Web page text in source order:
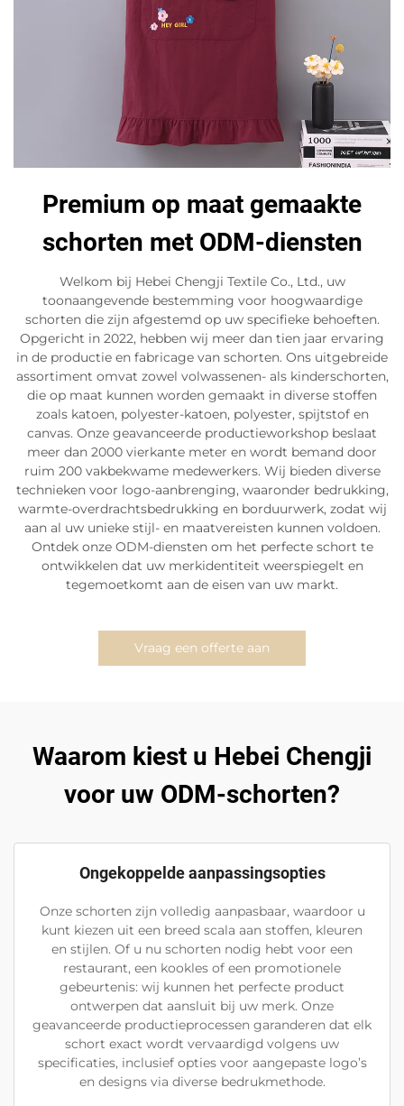
Premium op maat gemaakte
schorten met ODM-diensten
Welkom bij Hebei Chengji Textile Co., Ltd., uw
toonaangevende bestemming voor hoogwaardige
schorten die zijn afgestemd op uw specifieke behoeften.
Opgericht in 2022, hebben wij meer dan tien jaar ervaring
in de productie en fabricage van schorten. Ons uitgebreide
assortiment omvat zowel volwassenen- als kinderschorten,
die op maat kunnen worden gemaakt in diverse stoffen
zoals katoen, polyester-katoen, polyester, spijtstof en
canvas. Onze geavanceerde productieworkshop beslaat
meer dan 2000 vierkante meter en wordt bemand door
ruim 200 vakbekwame medewerkers. Wij bieden diverse
technieken voor logo-aanbrenging, waaronder bedrukking,
warmte-overdrachtsbedrukking en borduurwerk, zodat wij
aan al uw unieke stijl- en maatvereisten kunnen voldoen.
Ontdek onze ODM-diensten om het perfecte schort te
ontwikkelen dat uw merkidentiteit weerspiegelt en
tegemoetkomt aan de eisen van uw markt.
Vraag een offerte aan
Waarom kiest u Hebei Chengji
voor uw ODM-schorten?
Ongekoppelde aanpassingsopties
Onze schorten zijn volledig aanpasbaar, waardoor u
kunt kiezen uit een breed scala aan stoffen, kleuren
en stijlen. Of u nu schorten nodig hebt voor een
restaurant, een kookles of een promotionele
gebeurtenis: wij kunnen het perfecte product
ontwerpen dat aansluit bij uw merk. Onze
geavanceerde productieprocessen garanderen dat elk
schort exact wordt vervaardigd volgens uw
specificaties, inclusief opties voor aangepaste logo’s
en designs via diverse bedrukmethode.